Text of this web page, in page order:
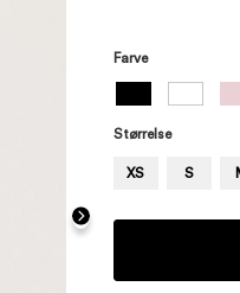
Farve
Størrelse
XS S